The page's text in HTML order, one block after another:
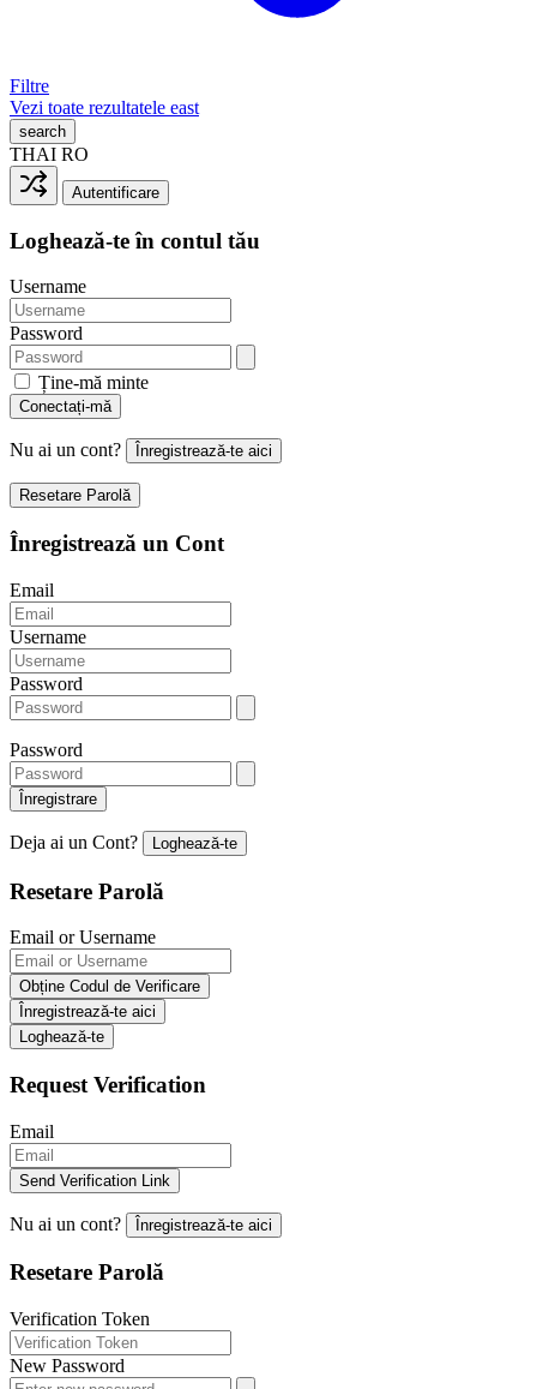
Filtre
Vezi toate rezultatele east
search
THAI RO
Autentificare
Loghează-te în contul tău
Username
Password
Ține-mă minte
Conectați-mă
Nu ai un cont? Înregistrează-te aici
Resetare Parolă
Înregistrează un Cont
Email
Username
Password
Password
Înregistrare
Deja ai un Cont? Loghează-te
Resetare Parolă
Email or Username
Obține Codul de Verificare
Înregistrează-te aici
Loghează-te
Request Verification
Email
Send Verification Link
Nu ai un cont? Înregistrează-te aici
Resetare Parolă
Verification Token
New Password